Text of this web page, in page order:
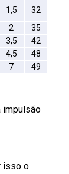
1,5
32
2
35
3,5
42
4,5
48
7 49
impulsão
isso o